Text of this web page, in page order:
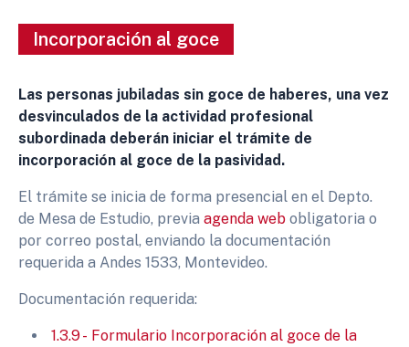
Incorporación al goce
Las personas jubiladas sin goce de haberes, una vez
desvinculados de la actividad profesional
subordinada deberán iniciar el trámite de
incorporación al goce de la pasividad.
El trámite se inicia de forma presencial en el Depto.
de Mesa de Estudio, previa agenda web obligatoria o
por correo postal, enviando la documentación
requerida a Andes 1533, Montevideo.
Documentación requerida:
1.3.9 - Formulario Incorporación al goce de la